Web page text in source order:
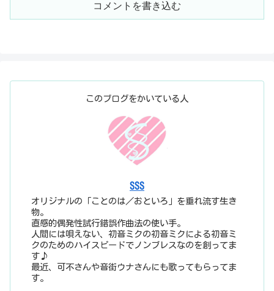
コメントを書き込む
このブログをかいている人
SSS
オリジナルの「ことのは／おといろ」を垂れ流す生き
物。
直感的偶発性試行錯誤作曲法の使い手。
人間には唄えない、初音ミクの初音ミクによる初音ミ
クのためのハイスピードでノンブレスなのを創ってま
す♪
最近、可不さんや音街ウナさんにも歌ってもらってま
す。